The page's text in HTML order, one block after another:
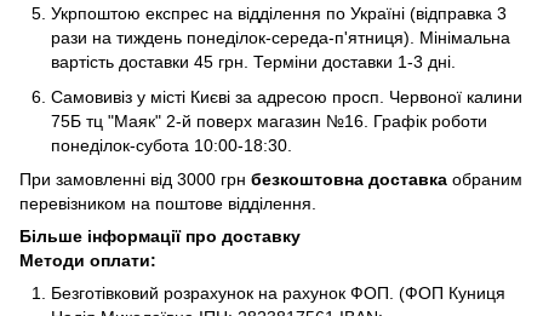
Укрпоштою експрес на відділення по Україні (відправка 3
рази на тиждень понеділок-середа-п'ятниця). Мінімальна
вартість доставки 45 грн. Терміни доставки 1-3 дні.
Самовивіз у місті Києві за адресою просп. Червоної калини
75Б тц "Маяк" 2-й поверх магазин №16. Графік роботи
понеділок-субота 10:00-18:30.
При замовленні від 3000 грн безкоштовна доставка обраним
перевізником на поштове відділення.
Більше інформації про доставку
Методи оплати:
Безготівковий розрахунок на рахунок ФОП. (ФОП Куниця